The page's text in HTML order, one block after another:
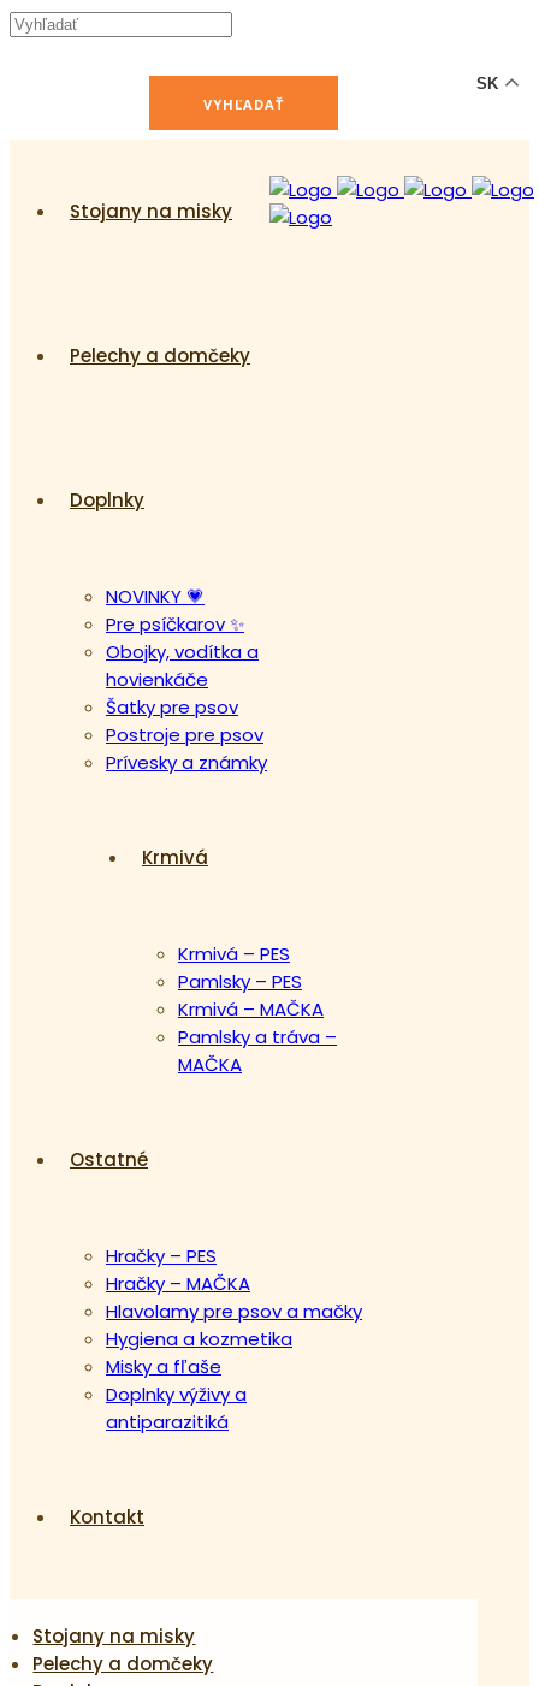
Stojany na misky
Pelechy a domčeky
Doplnky
NOVINKY 💗
Pre psíčkarov ✨
Obojky, vodítka a
hovienkáče
Šatky pre psov
Postroje pre psov
Prívesky a známky
Krmivá
Krmivá – PES
Pamlsky – PES
Krmivá – MAČKA
Pamlsky a tráva –
MAČKA
Ostatné
Hračky – PES
Hračky – MAČKA
Hlavolamy pre psov a mačky
Hygiena a kozmetika
Misky a fľaše
Doplnky výživy a
antiparazitiká
Kontakt
Stojany na misky
Pelechy a domčeky
SK
-12% ZĽAVA s kódom "LETO12" ☀️